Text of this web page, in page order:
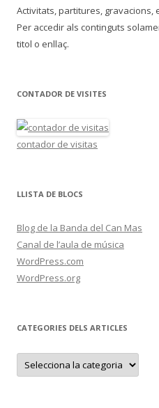
Activitats, partitures, gravacions,
Per accedir als continguts
titol o enllaç.
CONTADOR DE VISITES
contador de visitas
LLISTA DE BLOCS
Blog de la Banda del Can Mas
Canal de l’aula de música
WordPress.com
WordPress.org
CATEGORIES DELS ARTICLES
C
t